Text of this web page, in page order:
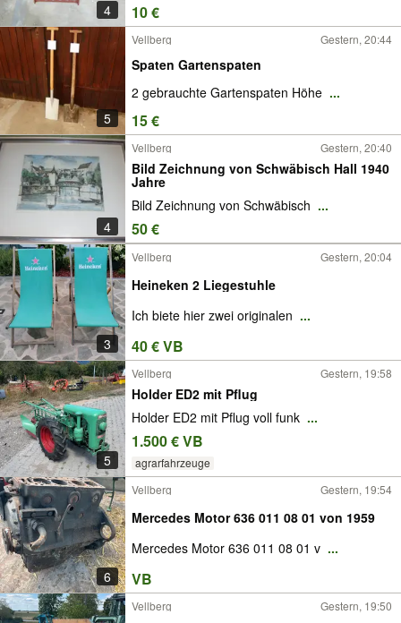
4 10 €
5
Vellberg Gestern, 20:44
Spaten Gartenspaten
2 gebrauchte Gartenspaten Höhe ...
15 €
4
Vellberg Gestern, 20:40
Bild Zeichnung von Schwäbisch Hall 1940
Jahre
Bild Zeichnung von Schwäbisch ...
50 €
3
Vellberg Gestern, 20:04
Heineken 2 Liegestuhle
Ich biete hier zwei originalen ...
40 € VB
5
Vellberg Gestern, 19:58
Holder ED2 mit Pflug
Holder ED2 mit Pflug voll funk ...
1.500 € VB
agrarfahrzeuge
6
Vellberg Gestern, 19:54
Mercedes Motor 636 011 08 01 von 1959
Mercedes Motor 636 011 08 01 v ...
VB
Vellberg Gestern, 19:50